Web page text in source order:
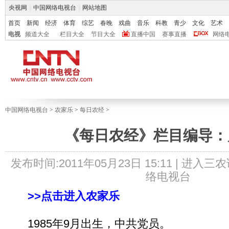
央视网 中国网络电视台 网站地图
首页 新闻 经济 体育 综艺 春晚 戏曲 音乐 科教 青少 文化
艺术
电视
频道大全 栏目大全 节目大全 直播中国 赛事直播 网络
中国网络电视台 > 农家乐 > 每日农经 >
《每日农经》栏目编导
发布时间:2011年05月23日 15:11 | 进入三农
络电视台
>>点击进入农家乐
1985年9月出生，中共党员。